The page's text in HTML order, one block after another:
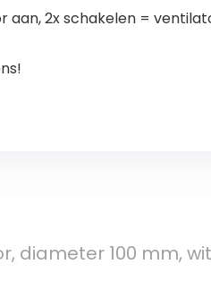
2x schakelen =
diameter 100 mm,